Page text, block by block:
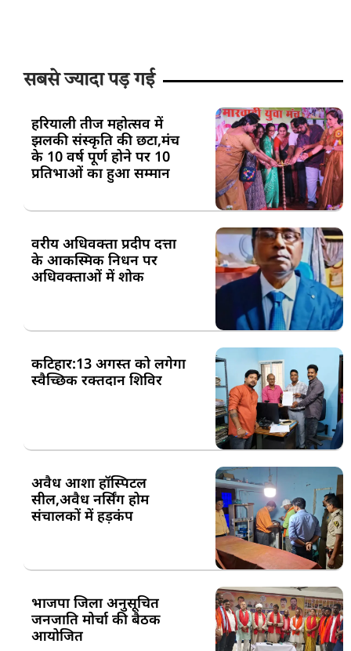
सबसे ज्यादा पड़ गई
हरियाली तीज महोत्सव में
झलकी संस्कृति की छटा,मंच
के 10 वर्ष पूर्ण होने पर 10
प्रतिभाओं का हुआ सम्मान
वरीय अधिवक्ता प्रदीप दत्ता
के आकस्मिक निधन पर
अधिवक्ताओं में शोक
कटिहार:13 अगस्त को लगेगा
स्वैच्छिक रक्तदान शिविर
अवैध आशा हॉस्पिटल
सील,अवैध नर्सिंग होम
संचालकों में हड़कंप
भाजपा जिला अनुसूचित
जनजाति मोर्चा की बैठक
आयोजित